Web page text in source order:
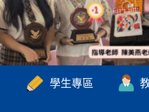
學生專區